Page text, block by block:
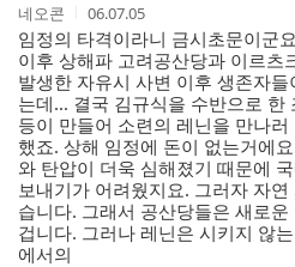
작
성
자
네오콘
작
성
시
간
06.07.05
임정의 타격이라니 금시초문이군
이후 상해파 고려공산당과 이르츠
발생한 자유시 사변 이후 생존자
는데... 결국 김규식을 수반으로 한
등이 만들어 소련의 레닌을 만나
했죠. 상해 임정에 돈이 없는거에
와 탄압이 더욱 심해졌기 때문에
보내기가 어려웠지요. 그러자 자
습니다. 그래서 공산당들은 새로
겁니다. 그러나 레닌은 시키지 않
에서의